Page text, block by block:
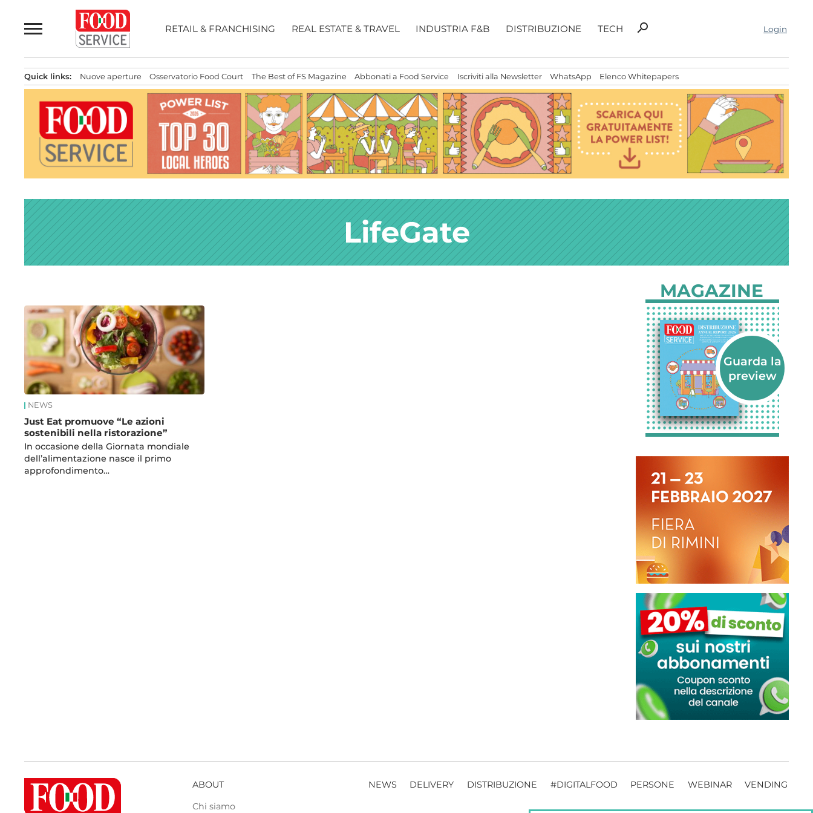
al
contenuto
RETAIL & FRANCHISING REAL ESTATE & TRAVEL INDUSTRIA F&B DISTRIBUZIONE TECH
Ricerca
search Login
Quick links: Nuove aperture Osservatorio Food Court The Best of FS Magazine Abbonati a Food Service Iscriviti alla Newsletter WhatsApp Elenco Whitepapers
LifeGate
News
NEWS
Just Eat promuove “Le azioni
sostenibili nella ristorazione”
In occasione della Giornata mondiale
dell’alimentazione nasce il primo
approfondimento…
MAGAZINE
ABOUT
Chi siamo
NEWS DELIVERY DISTRIBUZIONE #DIGITALFOOD PERSONE WEBINAR VENDING